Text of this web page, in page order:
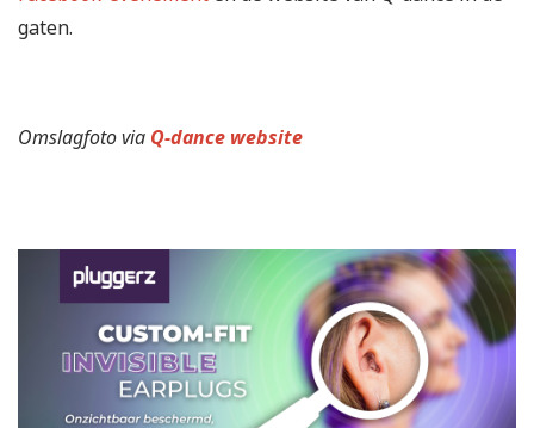
gaten.
Omslagfoto via Q-dance website